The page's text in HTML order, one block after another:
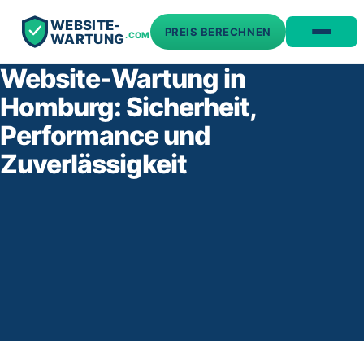
WEBSITE-
WARTUNG.COM PREIS BERECHNEN
Website-Wartung in
Homburg: Sicherheit,
Performance und
Zuverlässigkeit